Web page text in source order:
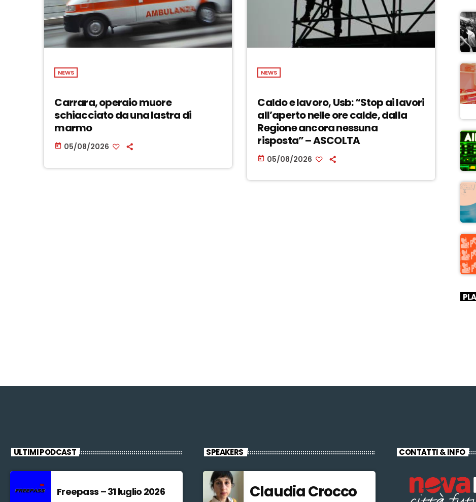
NEWS
Carrara, operaio muore
schiacciato da una lastra di
marmo
today 05/08/2026
NEWS
Caldo e lavoro, Usb: “Stop ai lavori
all’aperto nelle ore calde, dalla
Regione ancora nessuna
risposta” – ASCOLTA
today 05/08/2026
ULTIMI PODCAST
Freepass – 31 luglio 2026
SPEAKERS
Claudia Crocco
CONTATTI & INFO